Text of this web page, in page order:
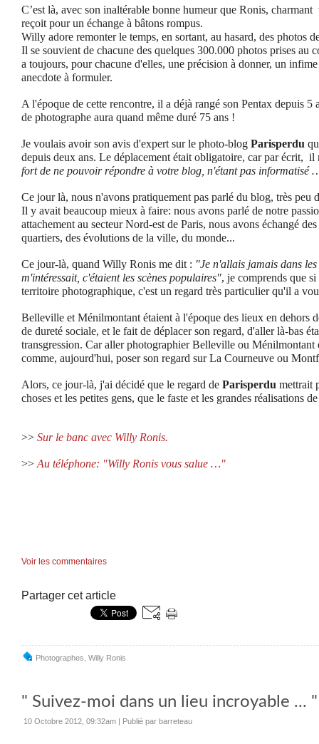
C’est là, avec son inaltérable bonne humeur que Ronis,
reçoit pour un échange à bâtons rompus.
Willy adore remonter le temps, en sortant, au hasard, des photos
Il se souvient de chacune des quelques 300.000 photos prises au
a toujours, pour chacune d'elles, une précision à donner, un
anecdote à formuler.
A l'époque de cette rencontre, il a déjà rangé son Pentax depuis 5
de photographe aura quand même duré 75 ans !
Je voulais avoir son avis d'expert sur le photo-blog Parisperdu
depuis deux ans. Le déplacement était obligatoire, car par écrit,
fort de ne pouvoir répondre à votre blog, n'étant pas informatisé
Ce jour là, nous n'avons pratiquement pas parlé du blog, très
Il y avait beaucoup mieux à faire: nous avons parlé de notre
attachement au secteur Nord-est de Paris, nous avons échangé
quartiers, des évolutions de la ville, du monde...
Ce jour-là, quand Willy Ronis me dit : "Je n'allais jamais dans
m'intéressait, c'étaient les scènes populaires", je comprends que
territoire photographique, c'est un regard très particulier qu'il a
Belleville et Ménilmontant étaient à l'époque des lieux en dehors
de dureté sociale, et le fait de déplacer son regard, d'aller là-bas
transgression. Car aller photographier Belleville ou Ménilmontant
comme, aujourd'hui, poser son regard sur La Courneuve ou
Alors, ce jour-là, j'ai décidé que le regard de Parisperdu mettrait
choses et les petites gens, que le faste et les grandes réalisations
>> Sur le banc avec Willy Ronis.
>> Au téléphone: "Willy Ronis vous salue …"
Voir les commentaires
Partager cet article
Photographes Willy Ronis
" Suivez-moi dans un lieu incroyable ... "
10 Octobre 2012, 09:32am | Publié par barreteau